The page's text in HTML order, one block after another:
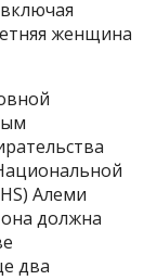
женщина
Алеми
должна
два